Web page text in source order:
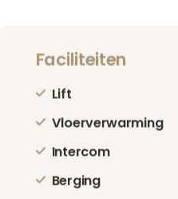
Faciliteiten
Lift
Vloerverwarming
Intercom
Berging